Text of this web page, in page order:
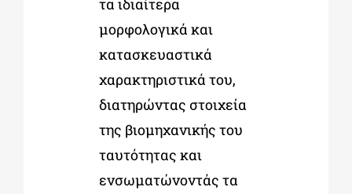
τα ιδιαίτερα
μορφολογικά και
κατασκευαστικά
χαρακτηριστικά του,
διατηρώντας στοιχεία
της βιομηχανικής του
ταυτότητας και
ενσωματώνοντάς τα